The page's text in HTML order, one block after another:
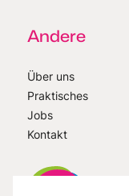
Andere
Über uns
Praktisches
Jobs
Kontakt